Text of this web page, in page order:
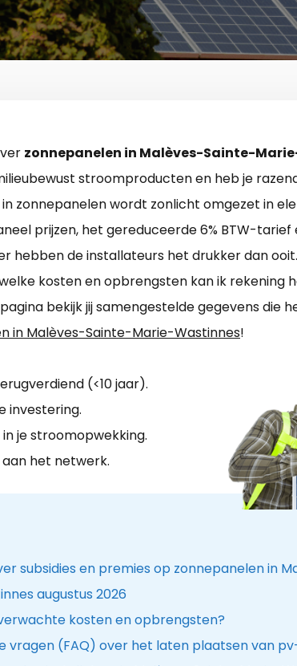
zonnepanelen in Malèves-Sainte-
stroomproducten en heb je
zonnepanelen wordt zonlicht omgezet in
prijzen, het gereduceerde 6% BTW-
hebben de installateurs het drukker dan
kosten en opbrengsten kan ik rekening
bekijk jij samengestelde gegevens die
in Malèves-Sainte-Marie-Wastinnes!
(<10 jaar).
investering.
je stroomopwekking.
het netwerk.
subsidies en premies op zonnepanelen in
augustus 2026
kosten en opbrengsten?
vragen (FAQ) over het laten plaatsen van